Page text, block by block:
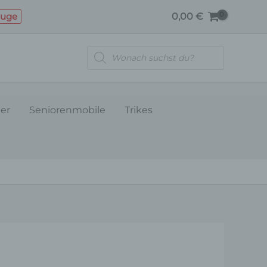
0,00 €
Products
search
Seniorenmobile Trikes